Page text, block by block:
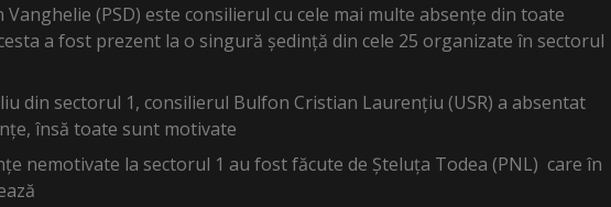
(PSD) este consilierul cu cele mai multe absențe din toate
a fost prezent la o singură ședință din cele 25 organizate în sectorul
din sectorul 1, consilierul Bulfon Cristian Laurențiu (USR) a absentat
însă toate sunt motivate
nemotivate la sectorul 1 au fost făcute de Șteluța Todea (PNL) care în